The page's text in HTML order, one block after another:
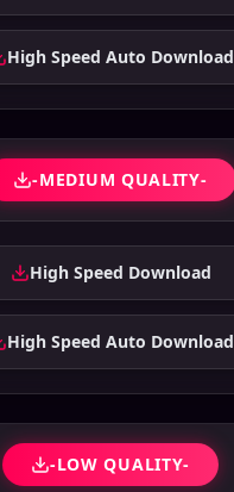
High Speed Auto Download
-MEDIUM QUALITY-
High Speed Download
High Speed Auto Download
-LOW QUALITY-